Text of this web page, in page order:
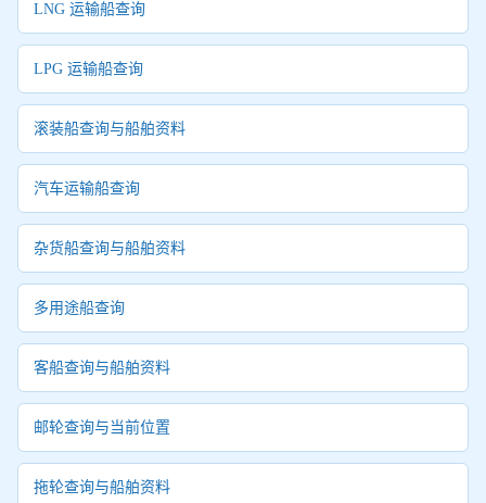
LNG 运输船查询
LPG 运输船查询
滚装船查询与船舶资料
汽车运输船查询
杂货船查询与船舶资料
多用途船查询
客船查询与船舶资料
邮轮查询与当前位置
拖轮查询与船舶资料